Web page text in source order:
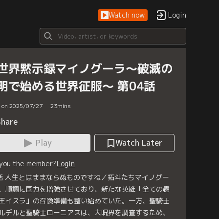
Watch now Login
界黙示録マイノグーラ～破滅の
で始める世界征服～ 第04話
on 2025/07/27 23mins
Play
Watch Later
the member?Login
人生とはままならぬものですね／拓斗たちマイノグー
順調に国力を増強させており、新たな英雄「全ての蟲
イスラ」の召喚準備も整い始めていた。一方、聖騎士
デルと聖騎士ローニアスは、大呪界を調査するため、